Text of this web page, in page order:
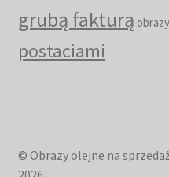
grubą fakturą
postaciami
© Obrazy olejne na